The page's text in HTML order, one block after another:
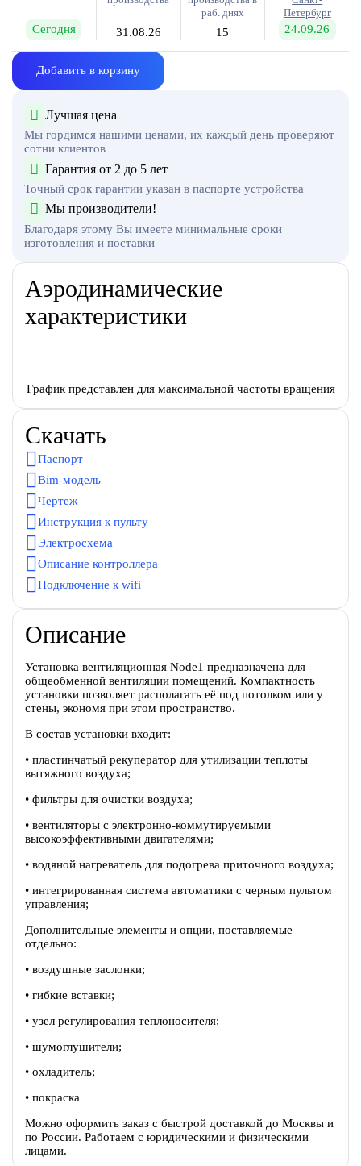
Сегодня 31.08.26
раб. днях
15
Петербург
24.09.26
Добавить в корзину
Лучшая цена
Мы гордимся нашими ценами, их каждый день проверяют
сотни клиентов
Гарантия от 2 до 5 лет
Точный срок гарантии указан в паспорте устройства
Мы производители!
Благодаря этому Вы имеете минимальные сроки
изготовления и поставки
Аэродинамические
характеристики
График представлен для максимальной частоты вращения
Скачать
Паспорт
Bim-модель
Чертеж
Инструкция к пульту
Электросхема
Описание контроллера
Подключение к wifi
Описание
Установка вентиляционная Node1 предназначена для
общеобменной вентиляции помещений. Компактность
установки позволяет располагать её под потолком или у
стены, экономя при этом пространство.
В состав установки входит:
• пластинчатый рекуператор для утилизации теплоты
вытяжного воздуха;
• фильтры для очистки воздуха;
• вентиляторы c электронно-коммутируемыми
высокоэффективными двигателями;
• водяной нагреватель для подогрева приточного воздуха;
• интегрированная система автоматики с черным пультом
управления;
Дополнительные элементы и опции, поставляемые
отдельно:
• воздушные заслонки;
• гибкие вставки;
• узел регулирования теплоносителя;
• шумоглушители;
• охладитель;
• покраска
Можно оформить заказ с быстрой доставкой до Москвы и
по России. Работаем с юридическими и физическими
лицами.